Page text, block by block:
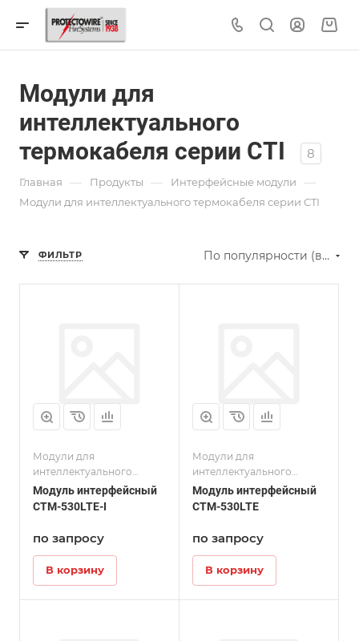
Модули для
интеллектуального
термокабеля серии CTI
8
Главная — Продукты — Интерфейсные модули —
Модули для интеллектуального термокабеля серии CTI
ФИЛЬТР По популярности (возрастание)
Модули для
интеллектуального
термокабеля серии CTI
Модуль интерфейсный
CTM-530LTE-I
по запросу
В корзину
Модули для
интеллектуального
термокабеля серии CTI
Модуль интерфейсный
CTM-530LTE
по запросу
В корзину